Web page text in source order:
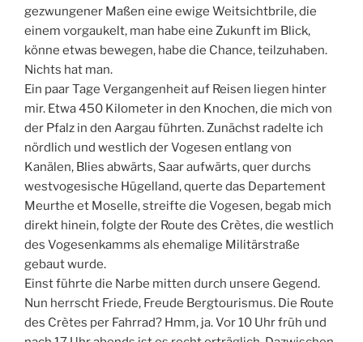
gezwungener Maßen eine ewige Weitsichtbrile, die
einem vorgaukelt, man habe eine Zukunft im Blick,
könne etwas bewegen, habe die Chance, teilzuhaben.
Nichts hat man.
Ein paar Tage Vergangenheit auf Reisen liegen hinter
mir. Etwa 450 Kilometer in den Knochen, die mich von
der Pfalz in den Aargau führten. Zunächst radelte ich
nördlich und westlich der Vogesen entlang von
Kanälen, Blies abwärts, Saar aufwärts, quer durchs
westvogesische Hügelland, querte das Departement
Meurthe et Moselle, streifte die Vogesen, begab mich
direkt hinein, folgte der Route des Crètes, die westlich
des Vogesenkamms als ehemalige Militärstraße
gebaut wurde.
Einst führte die Narbe mitten durch unsere Gegend.
Nun herrscht Friede, Freude Bergtourismus. Die Route
des Crètes per Fahrrad? Hmm, ja. Vor 10 Uhr früh und